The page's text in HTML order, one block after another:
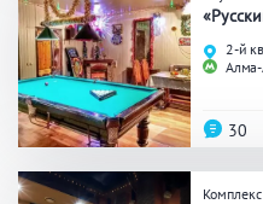
ПРИМЕНИТЬ
2-й
Алма-
30
Комплекс